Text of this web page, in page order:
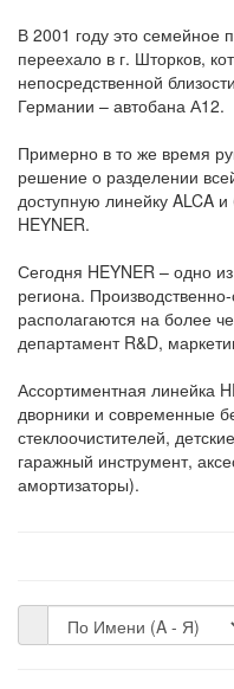
В 2001 году это семейное
переехало в г. Шторков,
непосредственной
Германии – автобана А12.
Примерно в то же время
решение о разделении
доступную линейку ALCA
HEYNER.
Сегодня HEYNER – одно
региона.
располагаются на более
департамент R&D,
Ассортиментная линейка
дворники и современные
стеклоочистителей,
гаражный инструмент,
амортизаторы).